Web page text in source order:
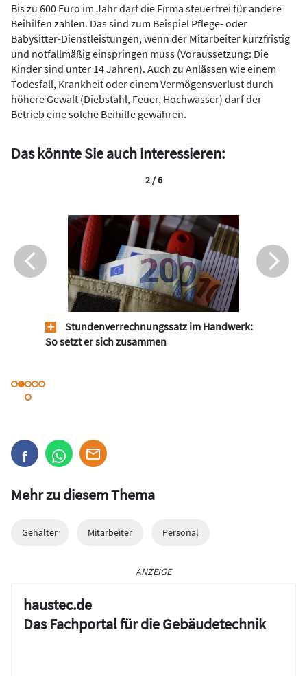
Bis zu 600 Euro im Jahr darf die Firma steuerfrei für andere
Beihilfen zahlen. Das sind zum Beispiel Pflege- oder
Babysitter-Dienstleistungen, wenn der Mitarbeiter kurzfristig
und notfallmäßig einspringen muss (Voraussetzung: Die
Kinder sind unter 14 Jahren). Auch zu Anlässen wie einem
Todesfall, Krankheit oder einem Vermögensverlust durch
höhere Gewalt (Diebstahl, Feuer, Hochwasser) darf der
Betrieb eine solche Beihilfe gewähren.
Das könnte Sie auch interessieren:
Stundenverrechnungssatz im Handwerk:
So setzt er sich zusammen
2 / 6
Mehr zu diesem Thema
Gehälter Mitarbeiter Personal
ANZEIGE
haustec.de
Das Fachportal für die Gebäudetechnik